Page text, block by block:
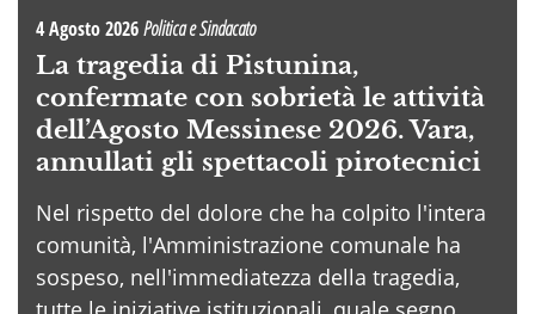
4 Agosto 2026Politica e Sindacato
La tragedia di Pistunina,
confermate con sobrietà le attività
dell’Agosto Messinese 2026. Vara,
annullati gli spettacoli pirotecnici
Nel rispetto del dolore che ha colpito l'intera
comunità, l'Amministrazione comunale ha
sospeso, nell'immediatezza della tragedia,